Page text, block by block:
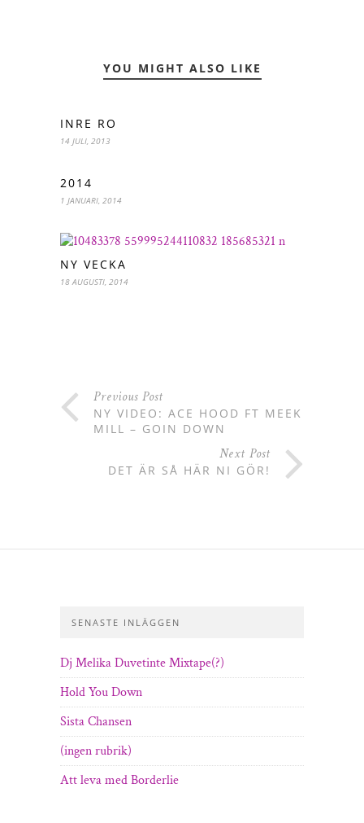
YOU MIGHT ALSO LIKE
INRE RO
14 JULI, 2013
2014
1 JANUARI, 2014
NY VECKA
18 AUGUSTI, 2014
Previous Post
NY VIDEO: ACE HOOD FT MEEK
MILL – GOIN DOWN
Next Post
DET ÄR SÅ HÄR NI GÖR!
SENASTE INLÄGGEN
Dj Melika Duvetinte Mixtape(?)
Hold You Down
Sista Chansen
(ingen rubrik)
Att leva med Borderlie